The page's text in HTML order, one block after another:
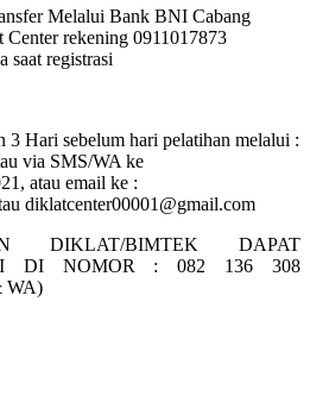
Melalui Bank BNI Cabang
rekening 0911017873
saat registrasi
3 Hari sebelum hari pelatihan melalui :
via SMS/WA ke
atau email ke :
diklatcenter00001@gmail.com
DIKLAT/BIMTEK DAPAT
DI NOMOR : 082 136 308
WA)